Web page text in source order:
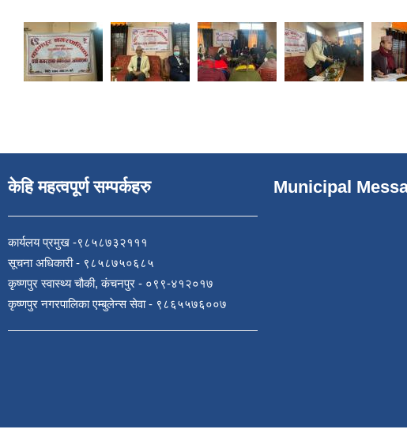
केहि महत्वपूर्ण सम्पर्कहरु
कार्यलय प्रमुख -९८५८७३२१११
सूचना अधिकारी - ९८५८७५०६८५
कृष्णपुर स्वास्थ्य चौकी, कंचनपुर - ०९९-४१२०१७
कृष्णपुर नगरपालिका एम्बुलेन्स सेवा - ९८६५५७६००७
Municipal